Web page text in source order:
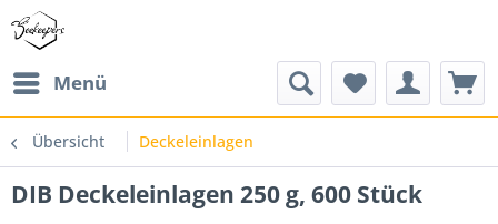
Menü
Übersicht Deckeleinlagen
DIB Deckeleinlagen 250 g, 600 Stück